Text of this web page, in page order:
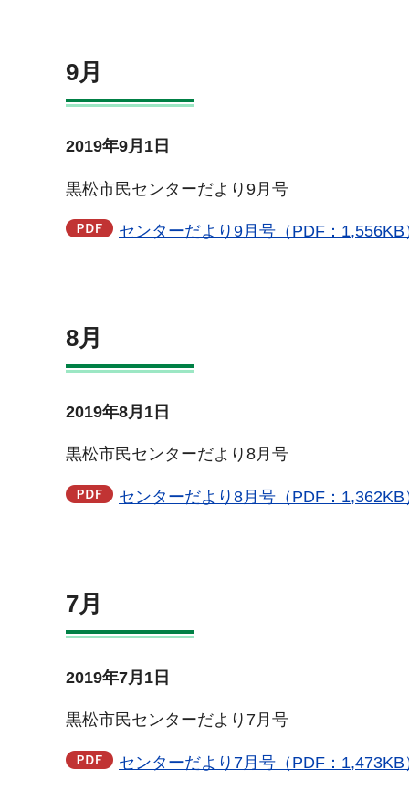
9月
2019年9月1日
黒松市民センターだより9月号
センターだより9月号（PDF：1,556KB
8月
2019年8月1日
黒松市民センターだより8月号
センターだより8月号（PDF：1,362KB
7月
2019年7月1日
黒松市民センターだより7月号
センターだより7月号（PDF：1,473KB